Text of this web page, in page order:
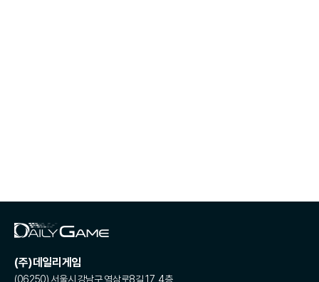
(주)데일리게임
(06250) 서울시 강남구 역삼로8길 17, 4층